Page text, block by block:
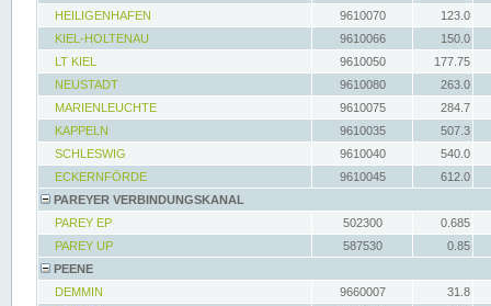
HEILIGENHAFEN
9610070
123.0
KIEL-HOLTENAU
9610066
150.0
LT KIEL
9610050
177.75
NEUSTADT
9610080
263.0
MARIENLEUCHTE
9610075
284.7
KAPPELN
9610035
507.3
SCHLESWIG
9610040
540.0
ECKERNFÖRDE
9610045
612.0
PAREYER VERBINDUNGSKANAL
PAREY EP
502300
0.685
PAREY UP
587530
0.85
PEENE
DEMMIN
9660007
31.8